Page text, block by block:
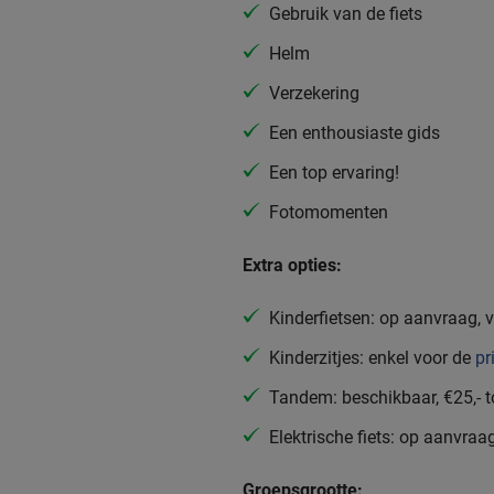
Gebruik van de fiets
Helm
Verzekering
Een enthousiaste gids
Een top ervaring!
Fotomomenten
Extra opties:
Kinderfietsen: op aanvraag,
Kinderzitjes: enkel voor de
Tandem: beschikbaar, €25,-
Elektrische fiets: op
Groepsgrootte: